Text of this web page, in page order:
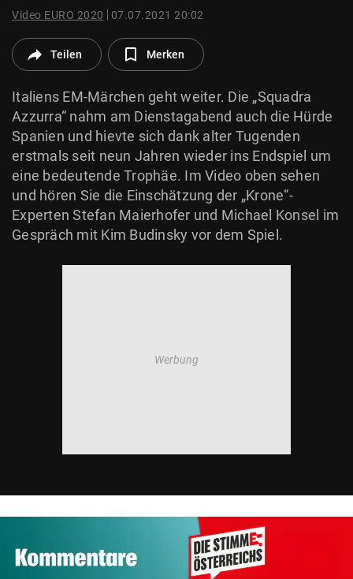
© Krone Multimedia GmbH & Co KG 2026
Video EURO 2020 07.07.2021 20:02
Teilen Merken
Italiens EM-Märchen geht weiter. Die „Squadra
Azzurra“ nahm am Dienstagabend auch die Hürde
Spanien und hievte sich dank alter Tugenden
erstmals seit neun Jahren wieder ins Endspiel um
eine bedeutende Trophäe. Im Video oben sehen
und hören Sie die Einschätzung der „Krone“-
Experten Stefan Maierhofer und Michael Konsel im
Gespräch mit Kim Budinsky vor dem Spiel.